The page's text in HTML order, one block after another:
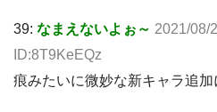
39: なまえないよぉ～ 2021/08/
ID:8T9KeEQz
痕みたいに微妙な新キャラ追加